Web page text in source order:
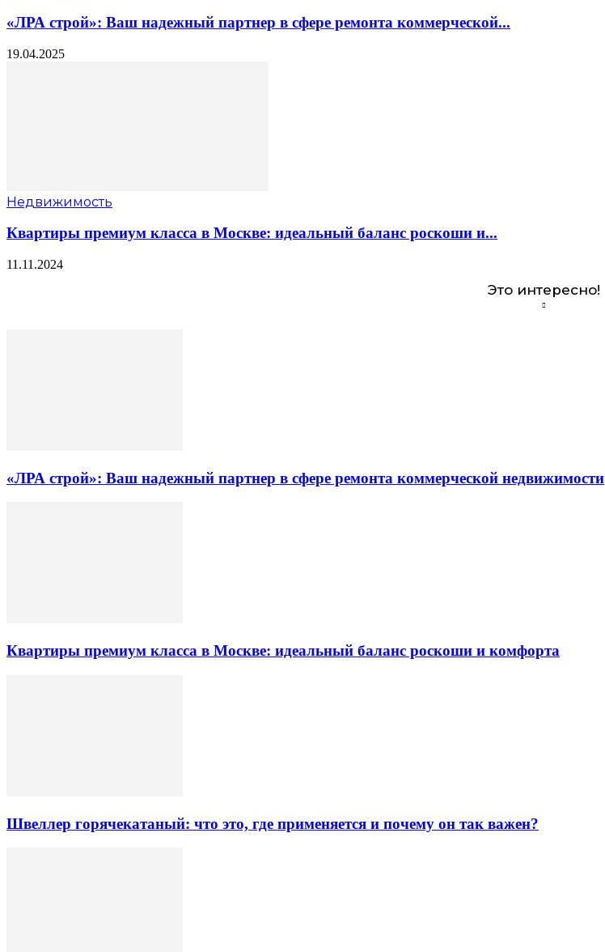
«ЛРА строй»: Ваш надежный партнер в сфере ремонта коммерческой...
19.04.2025
Недвижимость
Квартиры премиум класса в Москве: идеальный баланс роскоши и...
11.11.2024
Это интересно!
«ЛРА строй»: Ваш надежный партнер в сфере ремонта коммерческой недвижимости
Квартиры премиум класса в Москве: идеальный баланс роскоши и комфорта
Швеллер горячекатаный: что это, где применяется и почему он так важен?